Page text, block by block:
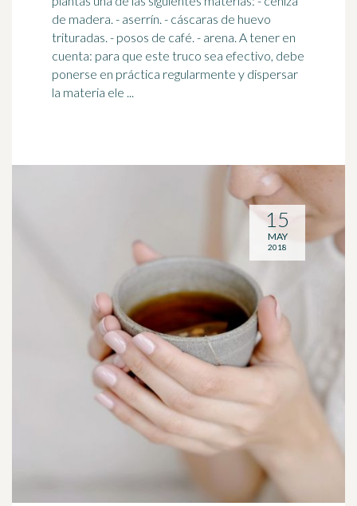
de madera. - aserrín. - cáscaras de huevo
trituradas. - posos de café. - arena. A tener en
cuenta: para que este truco sea efectivo, debe
ponerse en práctica regularmente y dispersar
la materia ele ...
15
MAY
2018